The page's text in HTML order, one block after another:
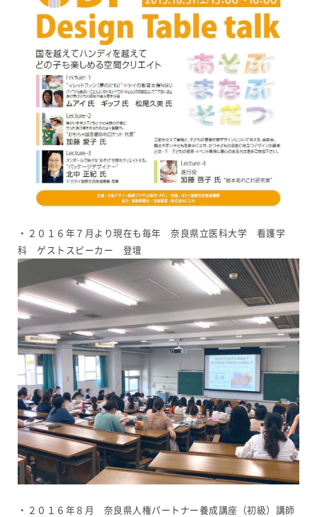
・２０１６年７月より現在も毎年 奈良県立医科大学 看護学
科 ゲストスピーカー 登壇
・２０１６年８月 奈良県人権パートナー養成講座（初級）講師